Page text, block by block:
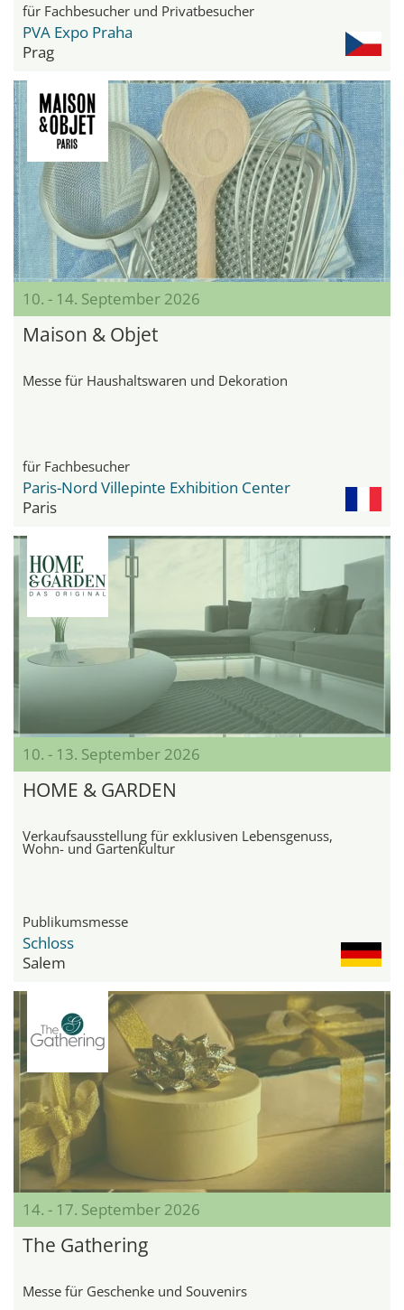
für Fachbesucher und Privatbesucher
PVA Expo Praha
Prag
10. - 14. September 2026
Maison & Objet
Messe für Haushaltswaren und Dekoration
für Fachbesucher
Paris-Nord Villepinte Exhibition Center
Paris
10. - 13. September 2026
HOME & GARDEN
Verkaufsausstellung für exklusiven Lebensgenuss,
Wohn- und Gartenkultur
Publikumsmesse
Schloss
Salem
14. - 17. September 2026
The Gathering
Messe für Geschenke und Souvenirs